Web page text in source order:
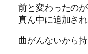
前と変わったの
真ん中に追加され
曲がんないから